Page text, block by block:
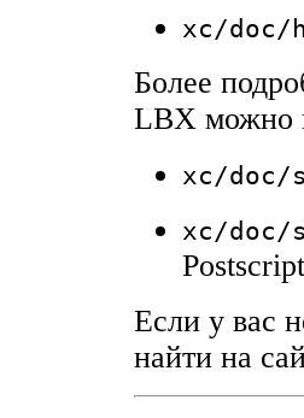
xc/doc/
Более
LBX можно
xc/doc/
xc/doc/
Если у вас
найти на